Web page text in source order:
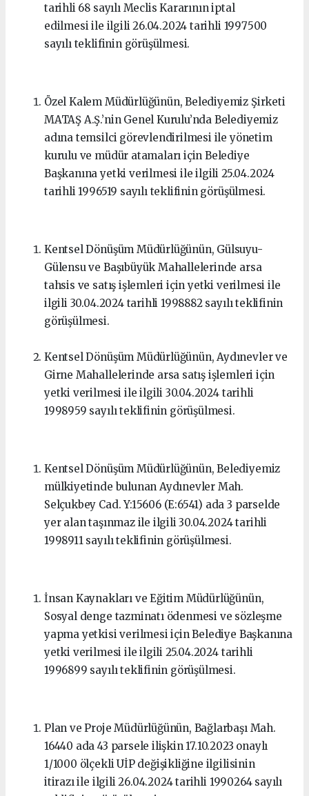
tarihli 68 sayılı Meclis Kararının iptal
edilmesi ile ilgili 26.04.2024 tarihli 1997500
sayılı teklifinin görüşülmesi.
Özel Kalem Müdürlüğünün, Belediyemiz Şirketi
MATAŞ A.Ş.’nin Genel Kurulu’nda Belediyemiz
adına temsilci görevlendirilmesi ile yönetim
kurulu ve müdür atamaları için Belediye
Başkanına yetki verilmesi ile ilgili 25.04.2024
tarihli 1996519 sayılı teklifinin görüşülmesi.
Kentsel Dönüşüm Müdürlüğünün, Gülsuyu-
Gülensu ve Başıbüyük Mahallelerinde arsa
tahsis ve satış işlemleri için yetki verilmesi ile
ilgili 30.04.2024 tarihli 1998882 sayılı teklifinin
görüşülmesi.
Kentsel Dönüşüm Müdürlüğünün, Aydınevler ve
Girne Mahallelerinde arsa satış işlemleri için
yetki verilmesi ile ilgili 30.04.2024 tarihli
1998959 sayılı teklifinin görüşülmesi.
Kentsel Dönüşüm Müdürlüğünün, Belediyemiz
mülkiyetinde bulunan Aydınevler Mah.
Selçukbey Cad. Y:15606 (E:6541) ada 3 parselde
yer alan taşınmaz ile ilgili 30.04.2024 tarihli
1998911 sayılı teklifinin görüşülmesi.
İnsan Kaynakları ve Eğitim Müdürlüğünün,
Sosyal denge tazminatı ödenmesi ve sözleşme
yapma yetkisi verilmesi için Belediye Başkanına
yetki verilmesi ile ilgili 25.04.2024 tarihli
1996899 sayılı teklifinin görüşülmesi.
Plan ve Proje Müdürlüğünün, Bağlarbaşı Mah.
16440 ada 43 parsele ilişkin 17.10.2023 onaylı
1/1000 ölçekli UİP değişikliğine ilgilisinin
itirazı ile ilgili 26.04.2024 tarihli 1990264 sayılı